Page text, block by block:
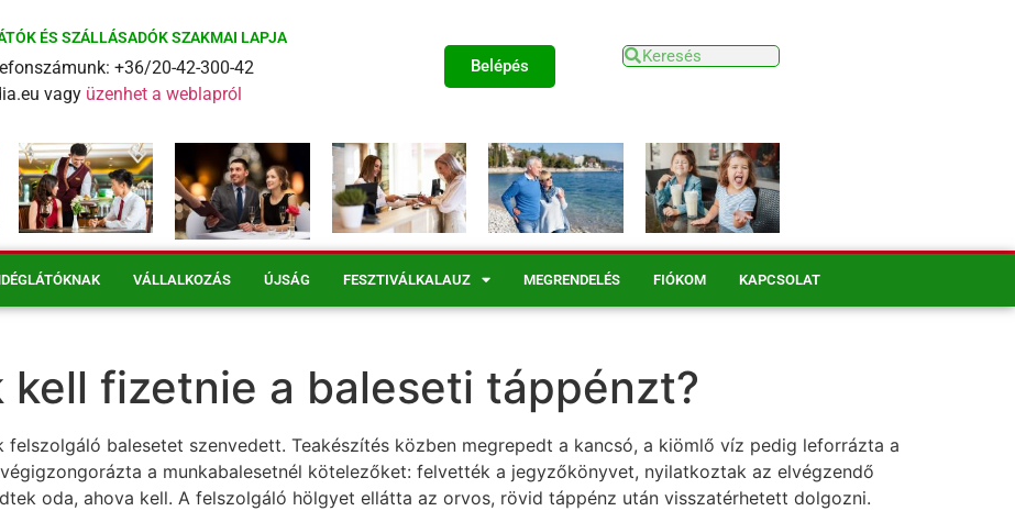
ÉS SZÁLLÁSADÓK SZAKMAI LAPJA
+36/20-42-300-42
vagy üzenhet a weblapról
Belépés
VÁLLALKOZÁS ÚJSÁG FESZTIVÁLKALAUZ MEGRENDELÉS FIÓKOM KAPCSOLAT
kell fizetnie a baleseti táppénzt?
balesetet szenvedett. Teakészítés közben megrepedt a kancsó, a kiömlő víz pedig leforrázta a
a munkabalesetnél kötelezőket: felvették a jegyzőkönyvet, nyilatkoztak az elvégzendő
oda, ahova kell. A felszolgáló hölgyet ellátta az orvos, rövid táppénz után visszatérhetett dolgozni.